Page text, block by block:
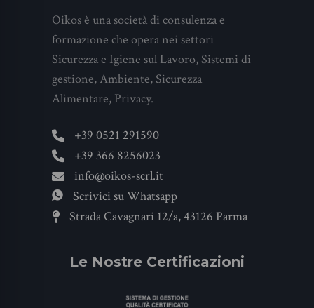
Oikos è una società di consulenza e
formazione che opera nei settori
Sicurezza e Igiene sul Lavoro, Sistemi di
gestione, Ambiente, Sicurezza
Alimentare, Privacy.
+39 0521 291590
+39 366 8256023
info@oikos-scrl.it
Scrivici su Whatsapp
Strada Cavagnari 12/a, 43126 Parma
Le Nostre Certificazioni